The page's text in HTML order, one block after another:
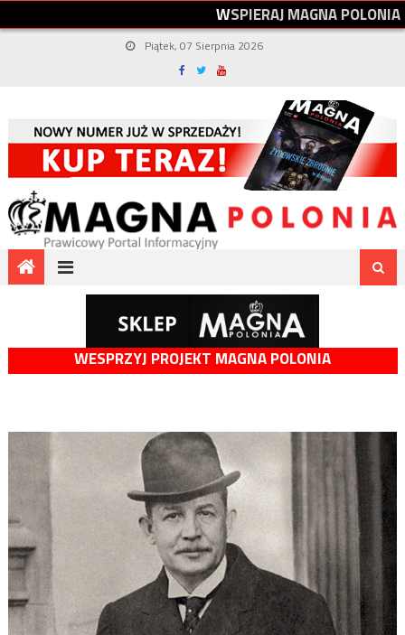
WSPIERAJMAGNAPOLONIA
Piątek, 07 Sierpnia 2026
WESPRZYJ PROJEKT MAGNA POLONIA